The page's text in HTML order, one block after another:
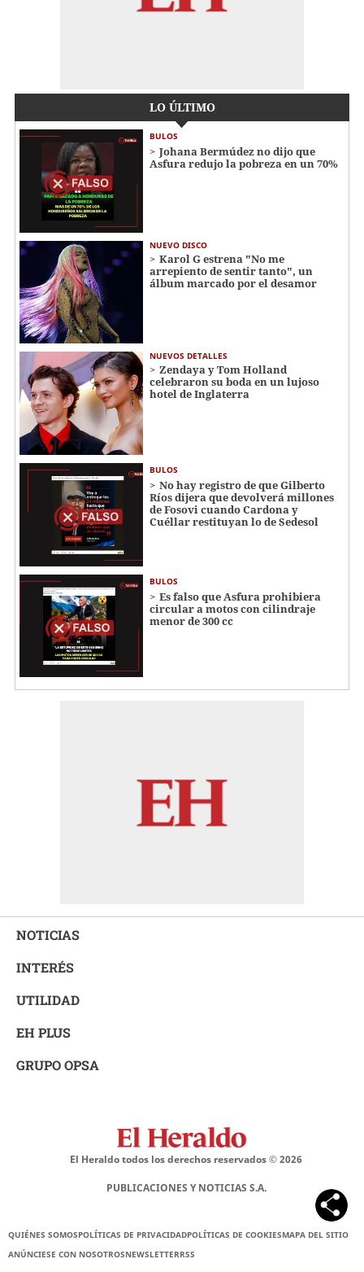
LO ÚLTIMO
BULOS
Johana Bermúdez no dijo que
Asfura redujo la pobreza en un 70%
NUEVO DISCO
Karol G estrena "No me
arrepiento de sentir tanto", un
álbum marcado por el desamor
NUEVOS DETALLES
Zendaya y Tom Holland
celebraron su boda en un lujoso
hotel de Inglaterra
BULOS
No hay registro de que Gilberto
Ríos dijera que devolverá millones
de Fosovi cuando Cardona y
Cuéllar restituyan lo de Sedesol
BULOS
Es falso que Asfura prohibiera
circular a motos con cilindraje
menor de 300 cc
NOTICIAS
INTERÉS
UTILIDAD
EH PLUS
GRUPO OPSA
El Heraldo todos los derechos reservados ©2026
PUBLICACIONES Y NOTICIAS S.A.
QUIÉNES SOMOSPOLÍTICAS DE PRIVACIDADPOLÍTICAS DE COOKIESMAPA DEL SITIO
ANÚNCIESE CON NOSOTROSNEWSLETTERRSS